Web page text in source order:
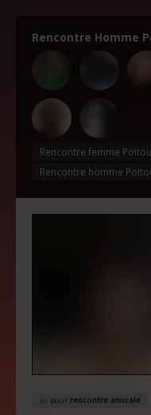
Rencontre Homme
Rencontre femme
Rencontre homme
ici pour rencontre amicale